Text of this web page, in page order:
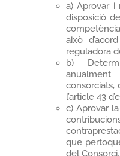
a) Aprovar i
disposició
això
reguladora
b)
consorciats,
l’article 43
c) Aprovar
que
del Consorci.